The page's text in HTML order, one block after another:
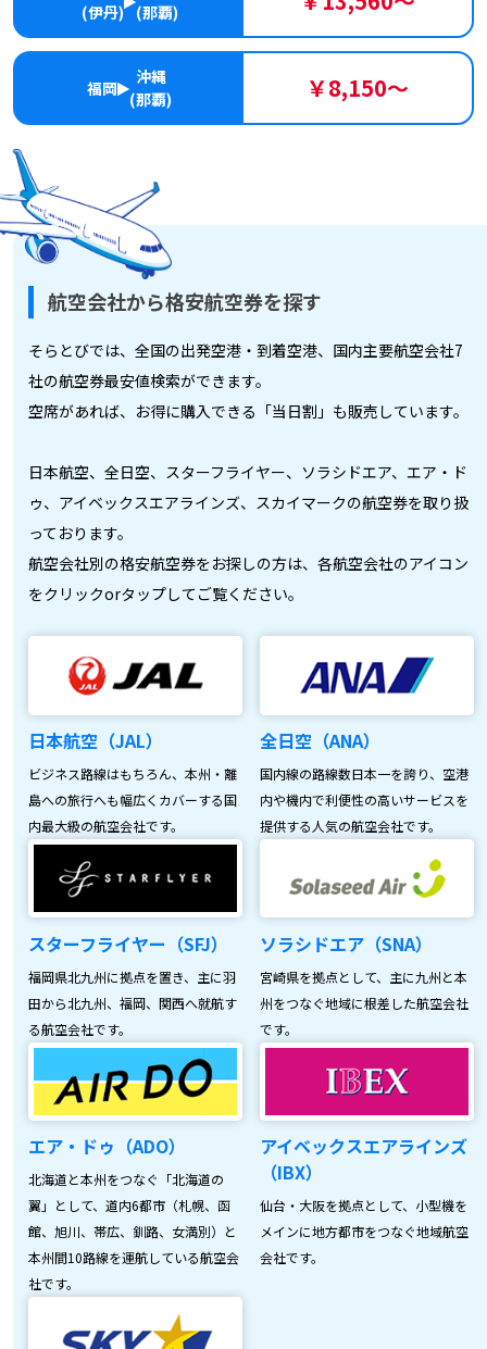
(伊丹)
(那覇)
福岡
沖縄
(那覇)
￥8,150～
航空会社から格安航空券を探す
そらとびでは、全国の出発空港・到着空港、国内主要航空会社7
社の航空券最安値検索ができます。
空席があれば、お得に購入できる「当日割」も販売しています。
日本航空、全日空、スターフライヤー、ソラシドエア、エア・ド
ゥ、アイベックスエアラインズ、スカイマークの航空券を取り扱
っております。
航空会社別の格安航空券をお探しの方は、各航空会社のアイコン
をクリックorタップしてご覧ください。
日本航空（JAL）
ビジネス路線はもちろん、本州・離
島への旅行へも幅広くカバーする国
内最大級の航空会社です。
全日空（ANA）
国内線の路線数日本一を誇り、空港
内や機内で利便性の高いサービスを
提供する人気の航空会社です。
スターフライヤー（SFJ）
福岡県北九州に拠点を置き、主に羽
田から北九州、福岡、関西へ就航す
る航空会社です。
ソラシドエア（SNA）
宮崎県を拠点として、主に九州と本
州をつなぐ地域に根差した航空会社
です。
エア・ドゥ（ADO）
北海道と本州をつなぐ「北海道の
翼」として、道内6都市（札幌、函
館、旭川、帯広、釧路、女満別）と
本州間10路線を運航している航空会
社です。
アイベックスエアラインズ
（IBX）
仙台・大阪を拠点として、小型機を
メインに地方都市をつなぐ地域航空
会社です。